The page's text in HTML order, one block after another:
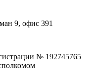
9, офис 391
№ 192745765